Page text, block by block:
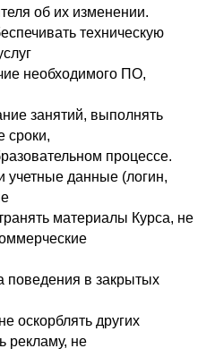
об их изменении.
техническую
необходимого ПО,
занятий, выполнять
сроки,
процессе.
учетные данные (логин,
материалы Курса, не
поведения в закрытых
оскорблять других
рекламу, не